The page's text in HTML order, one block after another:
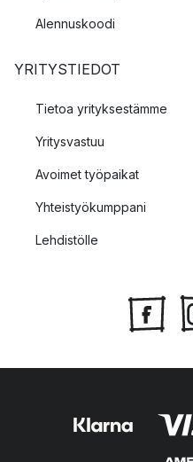
Alennuskoodi
YRITYSTIEDOT
Tietoa yrityksestämme
Yritysvastuu
Avoimet työpaikat
Yhteistyökumppani
Lehdistölle